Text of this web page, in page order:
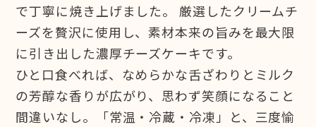
で丁寧に焼き上げました。 厳選したクリームチ
ーズを贅沢に使用し、素材本来の旨みを最大限
に引き出した濃厚チーズケーキです。
ひと口食べれば、なめらかな舌ざわりとミルク
の芳醇な香りが広がり、思わず笑顔になること
間違いなし。「常温・冷蔵・冷凍」と、三度愉